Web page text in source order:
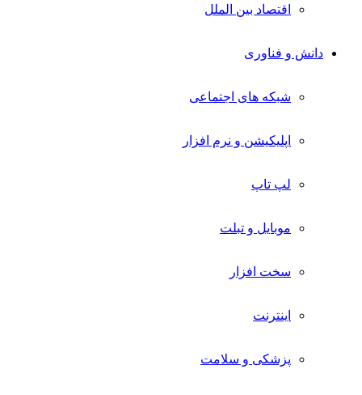
اقتصاد بین الملل
دانش و فناوری
شبکه های اجتماعی
اپلیکیشن و نرم افزار
لپ تاپ
موبایل و تبلت
سخت افزار
اینترنت
پزشکی و سلامت